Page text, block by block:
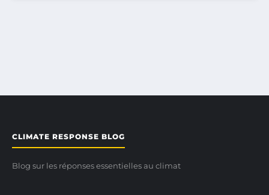
CLIMATE RESPONSE BLOG
Blog sur les réponses essentielles au climat